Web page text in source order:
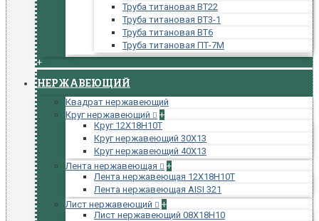
Труба титановая ВТ22
Труба титановая ВТ3-1
Труба титановая ВТ6
Труба титановая ПТ-7М
+
НЕРЖАВЕЮЩИЙ
Квадрат нержавеющий
Круг нержавеющий
+
Круг 12Х18Н10Т
Круг нержавеющий 30Х13
Круг нержавеющий 40Х13
Лента нержавеющая
+
Лента нержавеющая 12Х18Н10Т
Лента нержавеющая AISI 321
Лист нержавеющий
+
Лист нержавеющий 08Х18Н10